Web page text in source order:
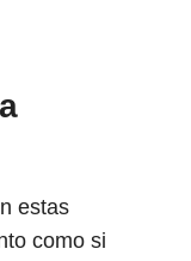
estas
como si